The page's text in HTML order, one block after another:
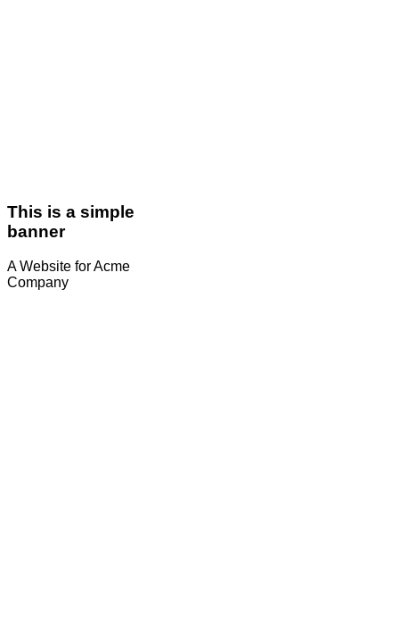
This is a simple
banner
A Website for Acme
Company